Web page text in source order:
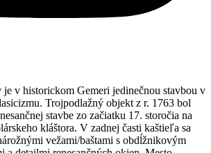
v historickom Gemeri jedinečnou stavbou v
Trojpodlažný objekt z r. 1763 bol
stavbe zo začiatku 17. storočia na
kláštora. V zadnej časti kaštieľa sa
vežami/baštami s obdĺžnikovým